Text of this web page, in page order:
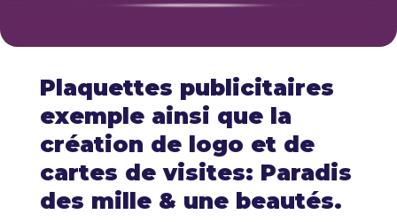
Plaquettes publicitaires
exemple ainsi que la
création de logo et de
cartes de visites: Paradis
des mille & une beautés.